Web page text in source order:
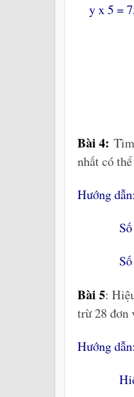
y x 5 =
y x
y
y
Bài 4:
nhất có
Hướng dẫn:
Số dư
Số bị
Bài 5:
trừ 28 đơn
Hướng dẫn:
Hiệu